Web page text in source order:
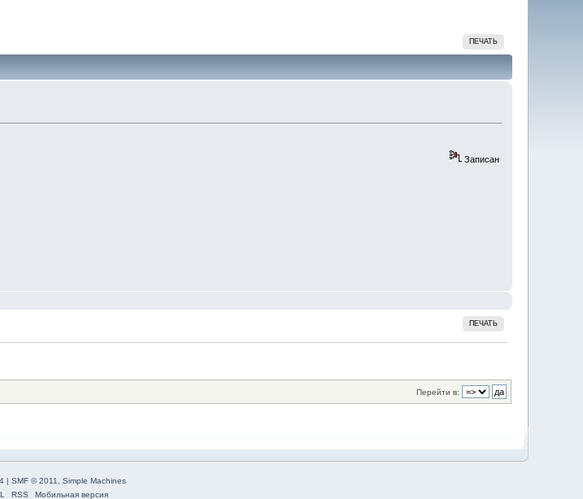
ПЕЧАТЬ
Записан
ПЕЧАТЬ
Перейти в:
| SMF © 2011, Simple Machines
RSS Мобильная версия